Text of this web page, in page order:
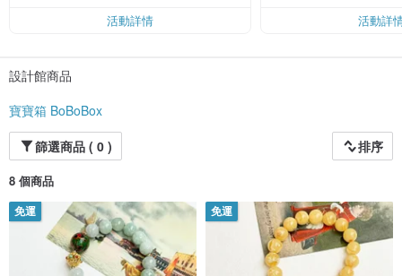
現職鴿收藏家、珠寶設計師，珠寶設計師，為喜愛流連歐洲年齡，搜羅珍稀寶石
及材料飾品。首飾品牌，希望推廣並暗示“首飾的審美”。
活動詳情 活動詳
設計館商品
寶寶箱 BoBoBox
篩選商品 ( 0 )
排序
8 個商品
免運 免運